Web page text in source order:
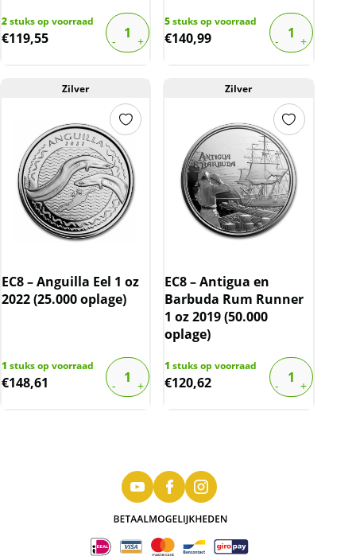
2stuks op voorraad
€119,55
5stuks op voorraad
€140,99
Zilver
EC8 – Anguilla Eel 1 oz
2022 (25.000 oplage)
1 stuks op voorraad
€148,61
Zilver
EC8 – Antigua en
Barbuda Rum Runner
1 oz 2019 (50.000
oplage)
1 stuks op voorraad
€120,62